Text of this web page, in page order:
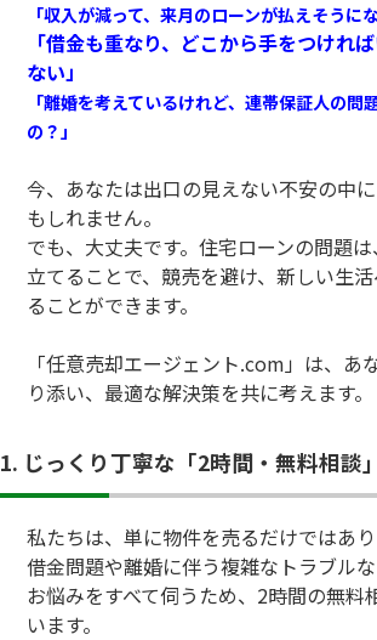
「収入が減って、来月のローンが払えそうに
「借金も重なり、どこから手をつけれ
ない」
「離婚を考えているけれど、連帯保証人の問
の？」
今、あなたは出口の見えない不安の中
もしれません。
でも、大丈夫です。住宅ローンの問題
立てることで、競売を避け、新しい生
ることができます。
「任意売却エージェント.com」は、あ
り添い、最適な解決策を共に考えます。
1. じっくり丁寧な「2時間・無料相談」
私たちは、単に物件を売るだけではあり
借金問題や離婚に伴う複雑なトラブル
お悩みをすべて伺うため、2時間の無料
います。